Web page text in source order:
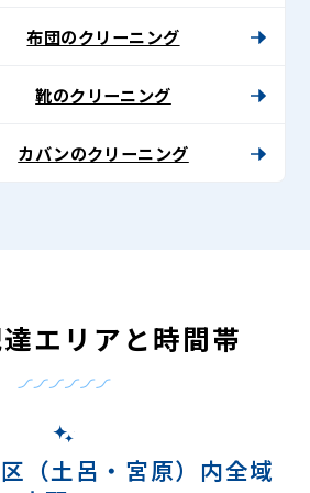
布団のクリーニング
靴のクリーニング
カバンのクリーニング
エリアと時間帯
（土呂・宮原）内全域